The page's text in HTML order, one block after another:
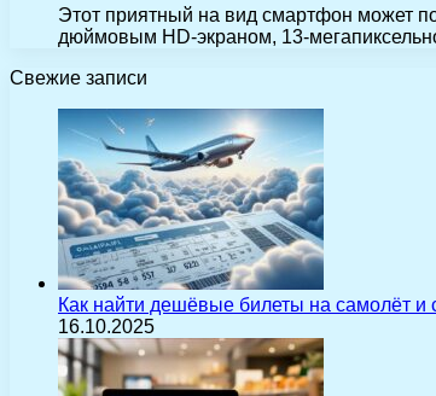
Этот приятный на вид смартфон может
дюймовым HD-экраном, 13-
Свежие записи
Как найти дешёвые билеты на самолёт и
16.10.2025